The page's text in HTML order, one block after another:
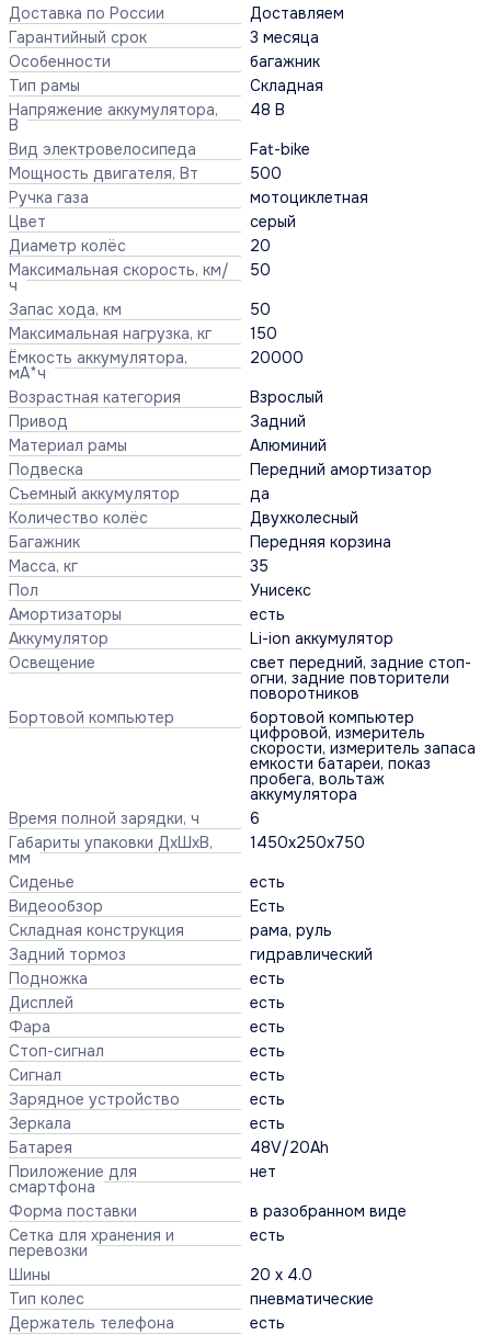
Доставка по России
Доставляем
Гарантийный срок
3 месяца
Особенности
багажник
Тип рамы
Складная
Напряжение аккумулятора,
В
48 В
Вид электровелосипеда
Fat-bike
Мощность двигателя, Вт
500
Ручка газа
мотоциклетная
Цвет
серый
Диаметр колёс
20
Максимальная скорость, км/
ч
50
Запас хода, км
50
Максимальная нагрузка, кг
150
Ёмкость аккумулятора,
мА*ч
20000
Возрастная категория
Взрослый
Привод
Задний
Материал рамы
Алюминий
Подвеска
Передний амортизатор
Съемный аккумулятор
да
Количество колёс
Двухколесный
Багажник
Передняя корзина
Масса, кг
35
Пол
Унисекс
Амортизаторы
есть
Аккумулятор
Li-ion аккумулятор
Освещение
свет передний, задние стоп-
огни, задние повторители
поворотников
Бортовой компьютер
бортовой компьютер
цифровой, измеритель
скорости, измеритель запаса
емкости батареи, показ
пробега, вольтаж
аккумулятора
Время полной зарядки, ч
6
Габариты упаковки ДхШхВ,
мм
1450х250х750
Сиденье
есть
Видеообзор
Есть
Складная конструкция
рама, руль
Задний тормоз
гидравлический
Подножка
есть
Дисплей
есть
Фара
есть
Стоп-сигнал
есть
Сигнал
есть
Зарядное устройство
есть
Зеркала
есть
Батарея
48V/20Ah
Приложение для
смартфона
нет
Форма поставки
в разобранном виде
Сетка для хранения и
перевозки
есть
Шины
20 x 4.0
Тип колес
пневматические
Держатель телефона
есть